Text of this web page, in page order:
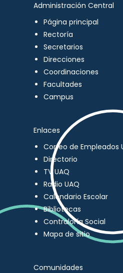
Administración Central
Página principal
Rectoría
Secretarios
Direcciones
Coordinaciones
Facultades
Campus
Enlaces
Correo de Empleados
Directorio
TV UAQ
Radio UAQ
Calendario Escolar
Bibliotecas
Contraloría Social
Mapa de sitio
Comunidades